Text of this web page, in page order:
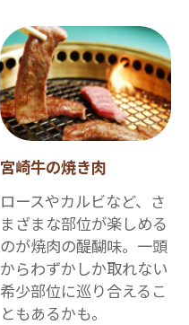
宮崎牛の焼き肉
ロースやカルビなど、さ
まざまな部位が楽しめる
のが焼肉の醍醐味。一頭
からわずかしか取れない
希少部位に巡り合えるこ
ともあるかも。